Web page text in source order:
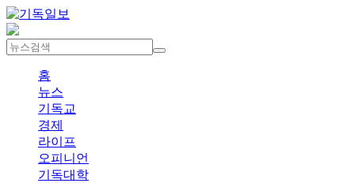
홈
뉴스
기독교
경제
라이프
오피니언
기독대학